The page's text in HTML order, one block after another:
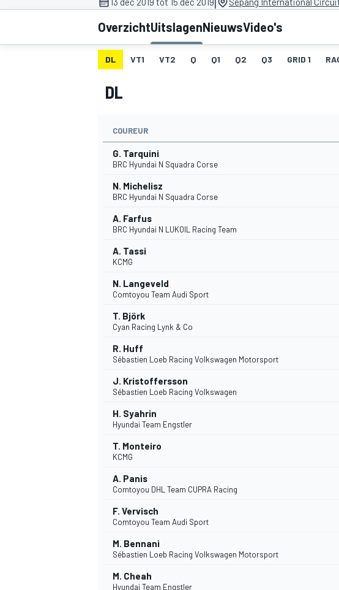
MOTOGP
INDYCAR
WEC
OverzichtUitslagenNieuwsVideo's
DL VT1 VT2 Q Q1 Q2 Q3 GRID 1
DL
COUREUR
G. Tarquini
BRC Hyundai N Squadra Corse
N. Michelisz
BRC Hyundai N Squadra Corse
A. Farfus
BRC Hyundai N LUKOIL Racing Team
A. Tassi
KCMG
N. Langeveld
Comtoyou Team Audi Sport
T. Björk
Cyan Racing Lynk & Co
R. Huff
Sébastien Loeb Racing Volkswagen Motorsport
J. Kristoffersson
Sébastien Loeb Racing Volkswagen
H. Syahrin
Hyundai Team Engstler
T. Monteiro
KCMG
A. Panis
Comtoyou DHL Team CUPRA Racing
F. Vervisch
Comtoyou Team Audi Sport
M. Bennani
Sébastien Loeb Racing Volkswagen Motorsport
M. Cheah
Hyundai Team Engstler